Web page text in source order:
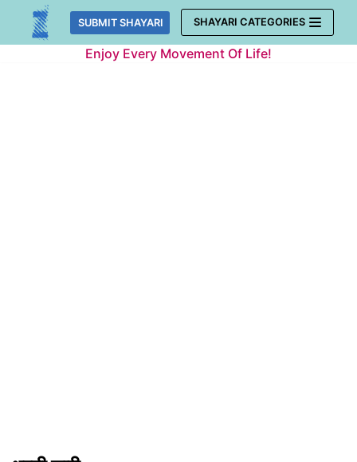
Skip
SUBMIT SHAYARI SHAYARI CATEGORIES
Enjoy Every Movement Of Life!